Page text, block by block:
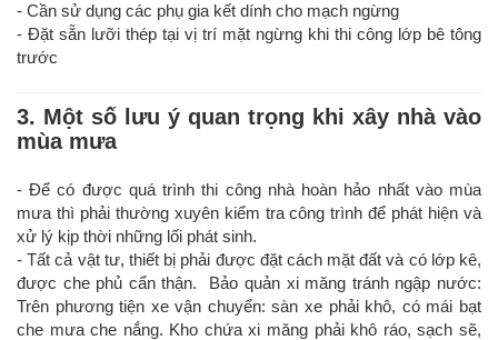
- Cần sử dụng các phụ gia kết dính cho mạch ngừng
- Đặt sẵn lưỡi thép tại vị trí mặt ngừng khi thi công lớp bê tông
trước
3. Một số lưu ý quan trọng khi xây nhà vào
mùa mưa
- Để có được quá trình thi công nhà hoàn hảo nhất vào mùa
mưa thì phải thường xuyên kiểm tra công trình để phát hiện và
xử lý kịp thời những lối phát sinh.
- Tất cả vật tư, thiết bị phải được đặt cách mặt đất và có lớp kê,
được che phủ cẩn thận. Bảo quản xi măng tránh ngập nước:
Trên phương tiện xe vận chuyển: sàn xe phải khô, có mái bạt
che mưa che nắng. Kho chứa xi măng phải khô ráo, sạch sẽ,